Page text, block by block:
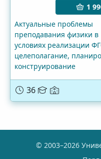
1
Актуальные проблемы
преподавания физики в
условиях реализации
целеполагание,
конструирование
36
© 2003–2026